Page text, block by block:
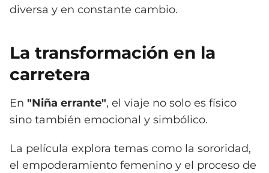
diversa y en constante cambio.
La transformación en la
carretera
En "Niña errante", el viaje no solo es físico
sino también emocional y simbólico.
La película explora temas como la sororidad,
el empoderamiento femenino y el proceso de